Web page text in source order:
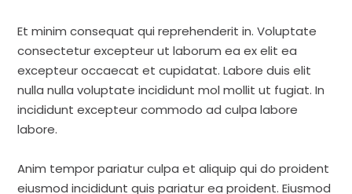
Et minim consequat qui reprehenderit in. Voluptate
consectetur excepteur ut laborum ea ex elit ea
excepteur occaecat et cupidatat. Labore duis elit
nulla nulla voluptate incididunt mol mollit ut fugiat. In
incididunt excepteur commodo ad culpa labore
labore.
Anim tempor pariatur culpa et aliquip qui do proident
eiusmod incididunt quis pariatur ea proident. Eiusmod